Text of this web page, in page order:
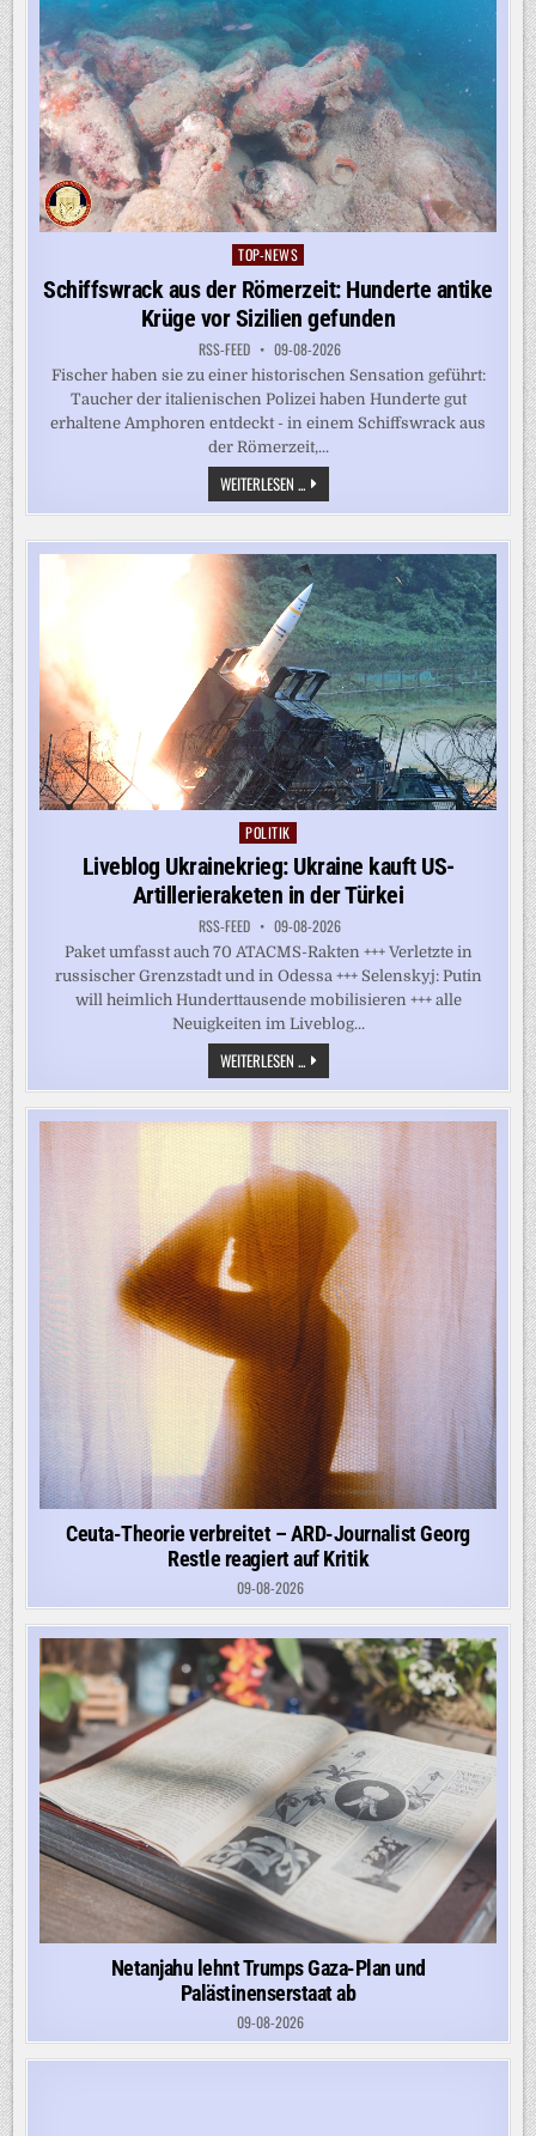
Posted
in
TOP-NEWS
Schiffswrack aus der Römerzeit: Hunderte antike
Krüge vor Sizilien gefunden
RSS-FEED 09-08-2026
Fischer haben sie zu einer historischen Sensation geführt:
Taucher der italienischen Polizei haben Hunderte gut
erhaltene Amphoren entdeckt - in einem Schiffswrack aus
der Römerzeit,...
WEITERLESEN ... SCHIFFSWRACK
AUS
DER
HUNDERTE
ANTIKE
KRÜGE
VOR
SIZILIEN
GEFUNDEN
Posted
in
POLITIK
Liveblog Ukrainekrieg: Ukraine kauft US-
Artillerieraketen in der Türkei
RSS-FEED 09-08-2026
Paket umfasst auch 70 ATACMS-Rakten +++ Verletzte in
russischer Grenzstadt und in Odessa +++ Selenskyj: Putin
will heimlich Hunderttausende mobilisieren +++ alle
Neuigkeiten im Liveblog...
WEITERLESEN ...LIVEBLOG
UKRAINEKRIEG:
UKRAINE
KAUFT
US-
ARTILLERIERAKETEN
IN
DER
TÜRKEI
Ceuta-Theorie verbreitet – ARD-Journalist Georg
Restle reagiert auf Kritik
09-08-2026
Netanjahu lehnt Trumps Gaza-Plan und
Palästinenserstaat ab
09-08-2026